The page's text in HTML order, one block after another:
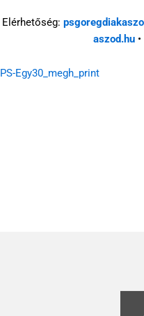
Elérhetőség:
aszod.hu •
PS-Egy30_megh_print